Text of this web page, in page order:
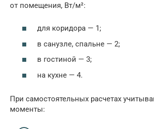
от помещения, Вт/м²:
для коридора — 1;
в санузле, спальне — 2;
в гостиной — 3;
на кухне — 4.
При самостоятельных расчетах
моменты: